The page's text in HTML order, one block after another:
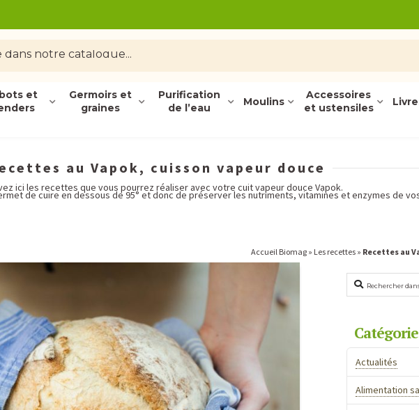
et
Germoirs et
graines
Purification
de l’eau
Moulins
Accessoires
et ustensiles
au Vapok, cuisson vapeur douce
ici les recettes que vous pourrez réaliser avec votre cuit vapeur douce Vapok.
de cuire en dessous de 95° et donc de préserver les nutriments, vitamines et enzymes de
Accueil Biomag » Les recettes » Recettes au
Rechercher
Actualités
Alimentation